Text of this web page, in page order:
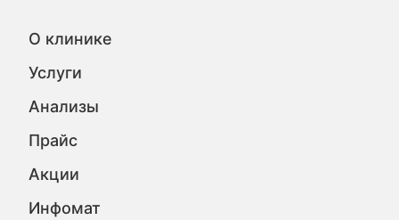
О клинике
Услуги
Анализы
Прайс
Акции
Инфомат